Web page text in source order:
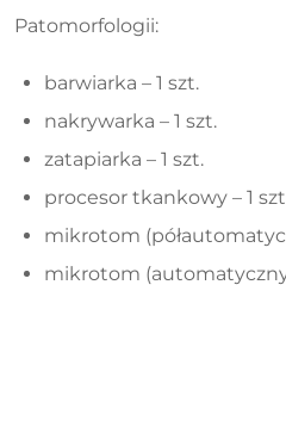
Patomorfologii:
barwiarka – 1 szt.
nakrywarka – 1 szt.
zatapiarka – 1 szt.
procesor tkankowy – 1
mikrotom
mikrotom